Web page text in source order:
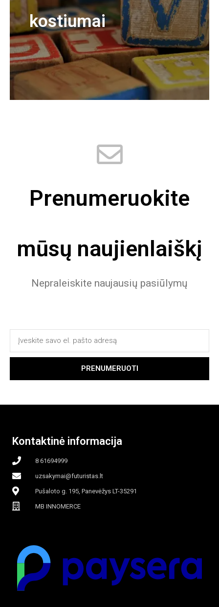
kostiumai
Prenumeruokite
mūsų naujienlaiškį
Nepraleiskite naujausių pasiūlymų
PRENUMERUOTI
Kontaktinė informacija
8 61694999
uzsakymai@futuristas.lt
Pušaloto g. 195, Panevėžys LT-35291
MB INNOMERCE